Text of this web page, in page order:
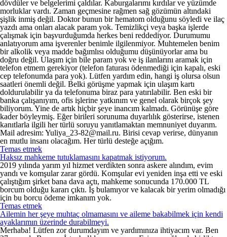
dövdüler ve belgelerimi çaldılar. Kaburgalarımı kırdılar ve yüzümde
morluklar vardı. Zaman geçmesine rağmen sağ gözümün altındaki
şişlik inmiş değil. Doktor bunun bir hematom olduğunu söyledi ve ilaç
yazdı ama onları alacak param yok. Temizlikçi veya başka işlerde
çalışmak için başvurduğumda herkes beni reddediyor. Durumumu
anlatıyorum ama işverenler benimle ilgilenmiyor. Muhtemelen benim
bir alkolik veya madde bağımlısı olduğumu düşünüyorlar ama bu
doğru değil. Ulaşım için bile param yok ve iş ilanlarını aramak için
telefon etmem gerekiyor (telefon faturası ödenmediği için kapalı, eski
cep telefonumda para yok). Lütfen yardım edin, hangi iş olursa olsun
saatleri önemli değil. Belki görüşme yapmak için ulaşım kartı
doldurulabilir ya da telefonuma biraz para yatırılabilir. Ben eski bir
banka çalışanıyım, ofis işlerine yatkınım ve genel olarak birçok şey
biliyorum. Yine de artık hiçbir şeye inancım kalmadı. Görünüşe göre
kader böyleymiş. Eğer birileri sorunuma duyarlılık gösterirse, istenen
kanıtlarla ilgili her türlü soruyu yanıtlamaktan memnuniyet duyarım.
Mail adresim: Yuliya_23-82@mail.ru. Birisi cevap verirse, dünyanın
en mutlu insanı olacağım. Her türlü desteğe açığım.
Temas etmek
Haksız mahkeme tutuklamasını kapatmak istiyorum.
2019 yılında yarım yıl hizmet verdikten sonra askere alındım, evim
yandı ve komşular zarar gördü. Komşular evi yeniden inşa etti ve eski
çalıştığım şirket bana dava açtı, mahkeme sonucunda 170.000 TL
borcum olduğu kararı çıktı. İş bulamıyor ve kalacak bir yerim olmadığı
için bu borcu ödeme imkanım yok.
Temas etmek
Ailemin her şeye muhtaç olmamasını ve aileme bakabilmek için kendi
ayaklarımın üzerinde durabilmeyi.
Merhaba! Lütfen zor durumdayım ve yardımınıza ihtiyacım var. Ben